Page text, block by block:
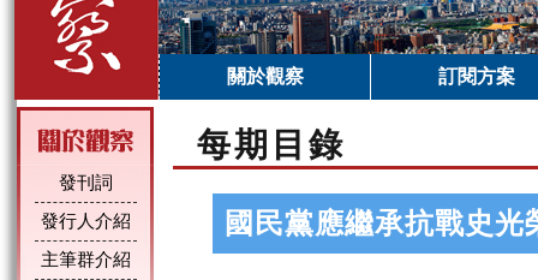
關於觀察 訂閱方案
發刊詞
發行人介紹
主筆群介紹
每期目錄
國民黨應繼承抗戰史光